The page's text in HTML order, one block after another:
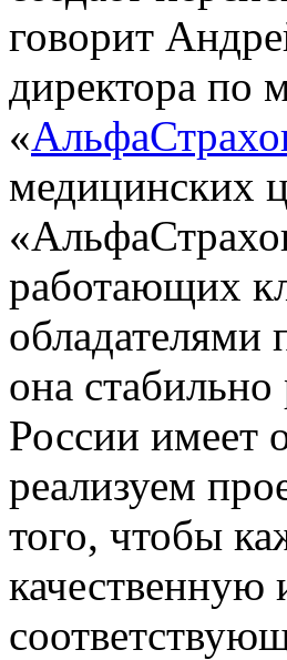
говорит
директора по
«
медицинских
работающих
обладателями
она
России имеет
реализуем
того, чтобы